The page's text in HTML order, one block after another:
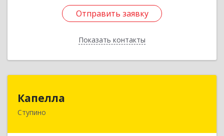
Отправить заявку
Показать контакты
Отправить заявку
Назад
Капелла
Ступино
142800, Московская обл, Ступино г, Андропова